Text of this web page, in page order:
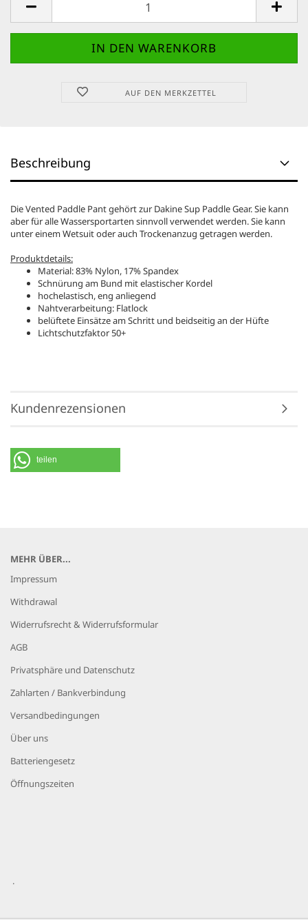
AUF DEN MERKZETTEL
Beschreibung
Die Vented Paddle Pant gehört zur Dakine Sup Paddle Gear. Sie kann
aber für alle Wassersportarten sinnvoll verwendet werden. Sie kann
unter einem Wetsuit oder auch Trockenanzug getragen werden.
Produktdetails:
Material: 83% Nylon, 17% Spandex
Schnürung am Bund mit elastischer Kordel
hochelastisch, eng anliegend
Nahtverarbeitung: Flatlock
belüftete Einsätze am Schritt und beidseitig an der Hüfte
Lichtschutzfaktor 50+
Kundenrezensionen
teilen
MEHR ÜBER...
Impressum
Withdrawal
Widerrufsrecht & Widerrufsformular
AGB
Privatsphäre und Datenschutz
Zahlarten / Bankverbindung
Versandbedingungen
Über uns
Batteriengesetz
Öffnungszeiten
.